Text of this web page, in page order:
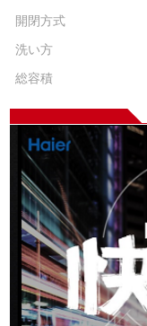
開閉方式
洗い方
総容積